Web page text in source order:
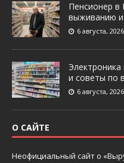
Пенсионер в
выживанию
6 августа, 2026
и советы по
6 августа, 2026
О САЙТЕ
Неофициальный сайт о